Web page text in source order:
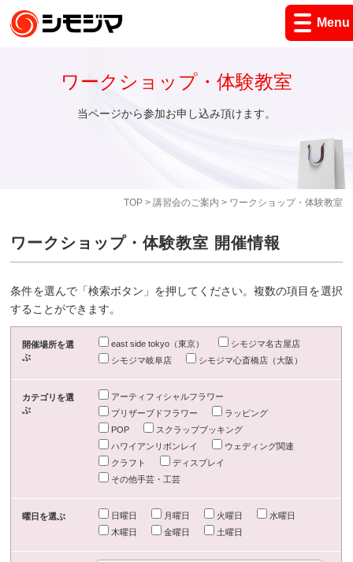
Menu
TOP> 講習会のご案内 > ワークショップ・体験教室
ワークショップ・体験教室
当ページから参加お申し込み頂けます。
ワークショップ・体験教室 開催情報
条件を選んで「検索ボタン」を押してください。複数の項目を選択
することができます。
開催場所を選
ぶ
east side tokyo（東京）
シモジマ名古屋店
シモジマ岐阜店
シモジマ心斎橋店（大阪）
カテゴリを選
ぶ
アーティフィシャルフラワー
プリザーブドフラワー
ラッピング
POP
スクラップブッキング
ハワイアンリボンレイ
ウェディング関連
クラフト
ディスプレイ
その他手芸・工芸
曜日を選ぶ 日曜日 月曜日 火曜日
水曜日
木曜日
金曜日 土曜日